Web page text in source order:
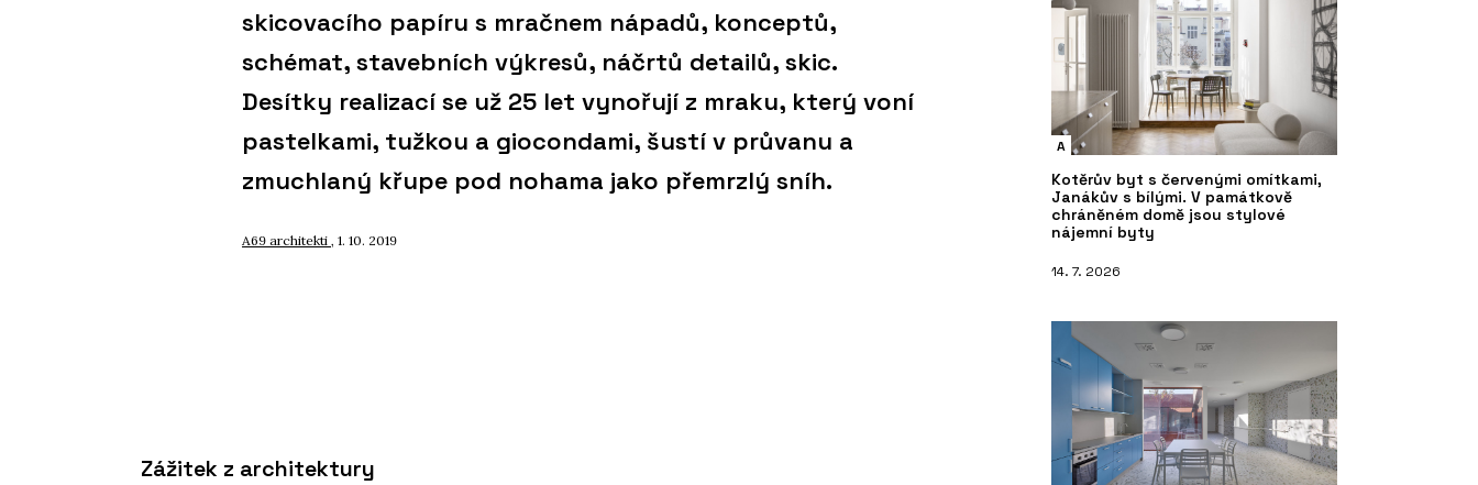
skicovacího papíru s mračnem nápadů, konceptů,
schémat, stavebních výkresů, náčrtů detailů, skic.
Desítky realizací se už 25 let vynořují z mraku, který voní
pastelkami, tužkou a giocondami, šustí v průvanu a
zmuchlaný křupe pod nohama jako přemrzlý sníh.
A69 architekti , 1. 10. 2019
Zážitek z architektury
A
Kotěrův byt s červenými omítkami,
Janákův s bílými. V památkově
chráněném domě jsou stylové
nájemní byty
14. 7. 2026